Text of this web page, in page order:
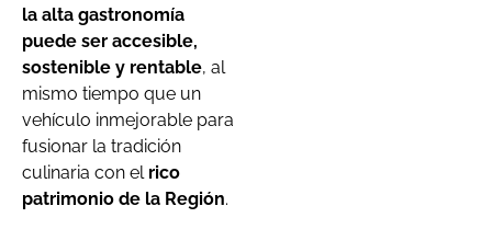
la alta gastronomía
puede ser accesible,
sostenible y rentable, al
mismo tiempo que un
vehículo inmejorable para
fusionar la tradición
culinaria con el rico
patrimonio de la Región.